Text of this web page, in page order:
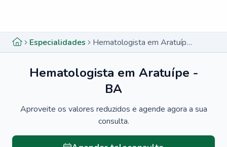
Especialidades Hematologista em Aratuípe - BA
Hematologista em Aratuípe -
BA
Aproveite os valores reduzidos e agende agora a sua
consulta.